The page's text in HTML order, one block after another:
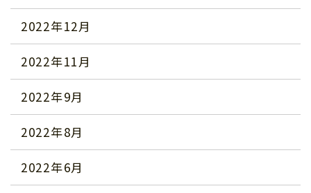
2022年12月
2022年11月
2022年9月
2022年8月
2022年6月